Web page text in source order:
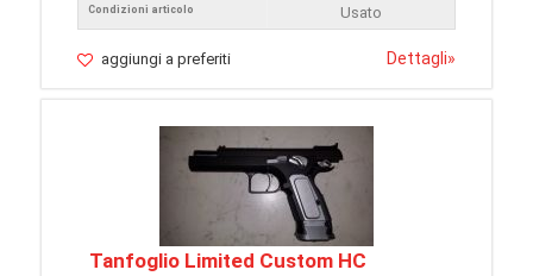
Condizioni articolo
Usato
aggiungi a preferiti Dettagli»
Tanfoglio Limited Custom HC